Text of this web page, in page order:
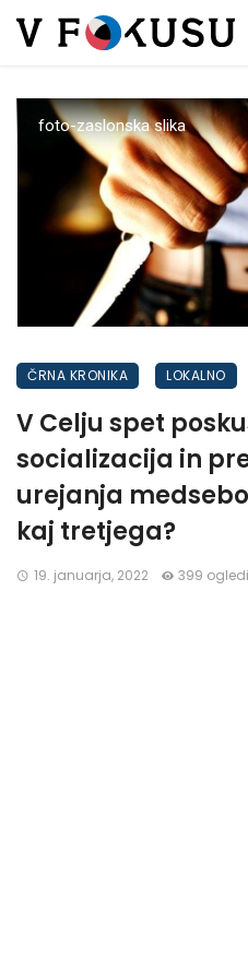
foto-zaslonska slika
ČRNA KRONIKA LOKALNO
V Celju spet
socializacija in
urejanja
kaj tretjega?
19. januarja, 2022 399 ogledi